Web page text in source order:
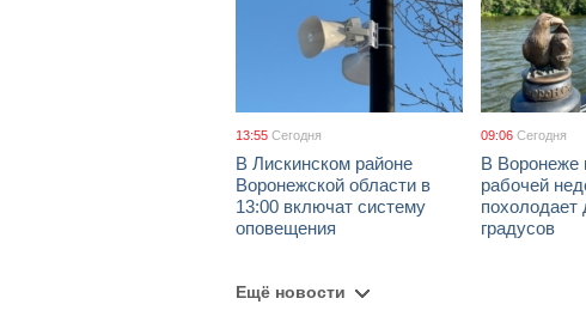
13:55 Сегодня
В Лискинском районе
Воронежской области в
13:00 включат систему
оповещения
09:06 Сегодня
В Воронеже
рабочей
похолодает
градусов
Ещё новости